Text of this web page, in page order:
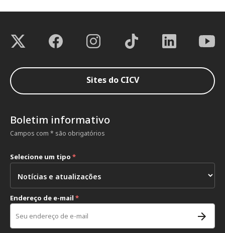
Sites do CICV
Boletim informativo
Campos com * são obrigatórios
Selecione um tipo *
Endereço de e-mail *